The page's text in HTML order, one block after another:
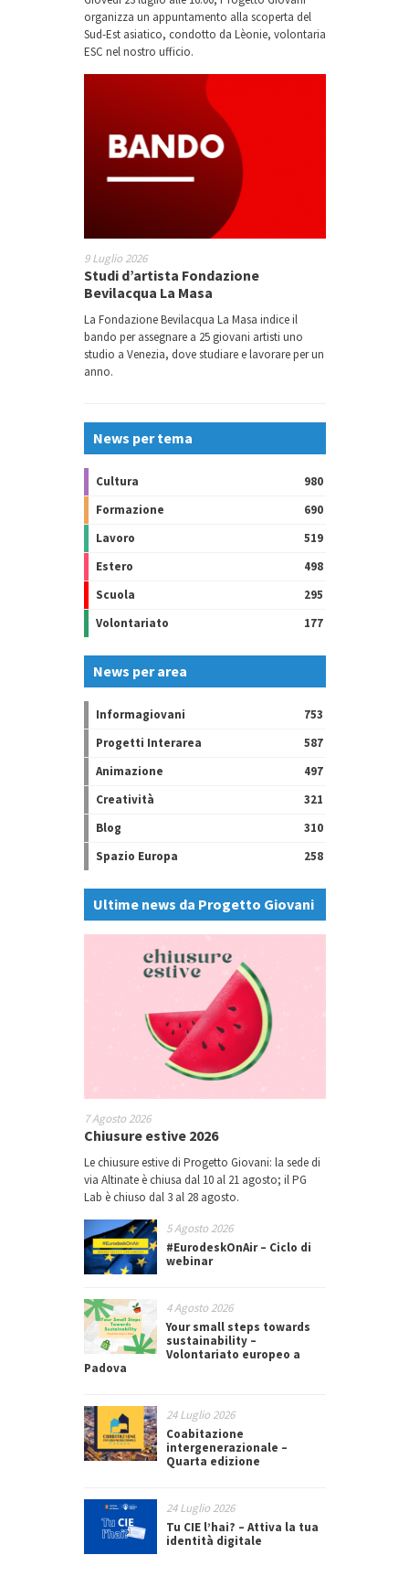
organizza un appuntamento alla scoperta del
Sud-Est asiatico, condotto da Lèonie, volontaria
ESC nel nostro ufficio.
9 Luglio 2026
Studi d’artista Fondazione
Bevilacqua La Masa
La Fondazione Bevilacqua La Masa indice il
bando per assegnare a 25 giovani artisti uno
studio a Venezia, dove studiare e lavorare per un
anno.
News per tema
Cultura
980
Formazione
690
Lavoro
519
Estero
498
Scuola
295
Volontariato
177
News per area
Informagiovani
753
Progetti Interarea
587
Animazione
497
Creatività
321
Blog
310
Spazio Europa
258
Ultime news da Progetto Giovani
7 Agosto 2026
Chiusure estive 2026
Le chiusure estive di Progetto Giovani: la sede di
via Altinate è chiusa dal 10 al 21 agosto; il PG
Lab è chiuso dal 3 al 28 agosto.
5 Agosto 2026
#EurodeskOnAir – Ciclo di
webinar
4 Agosto 2026
Your small steps towards
sustainability –
Volontariato europeo a
Padova
24 Luglio 2026
Coabitazione
intergenerazionale –
Quarta edizione
24 Luglio 2026
Tu CIE l’hai? – Attiva la tua
identità digitale